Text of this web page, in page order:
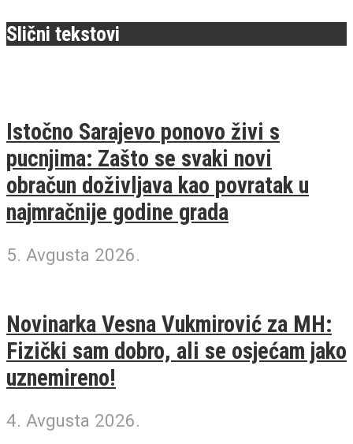
Slični tekstovi
Istočno Sarajevo ponovo živi s
pucnjima: Zašto se svaki novi
obračun doživljava kao povratak u
najmračnije godine grada
5. Avgusta 2026.
Novinarka Vesna Vukmirović za MH:
Fizički sam dobro, ali se osjećam jako
uznemireno!
4. Avgusta 2026.